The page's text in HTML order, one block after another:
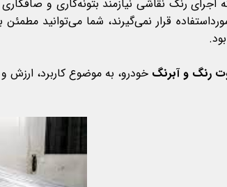
رنگ نقاشی نیازمند بتونه‌کاری و
قرار نمی‌گیرند، شما می‌توانید
رنگ و آبرنگ خودرو، به موضوع کاربرد،